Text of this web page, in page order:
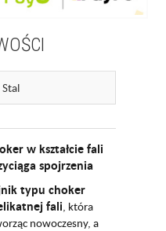
Stal
w kształcie fali
spojrzenia
typu choker
fali, która
nowoczesny, a